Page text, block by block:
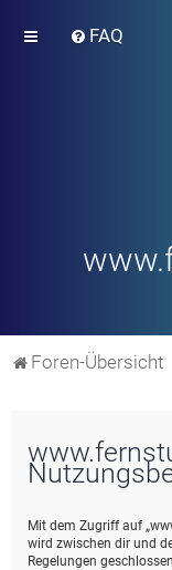
FAQ
Foren-Übersicht
Mit dem Zugriff auf
wird zwischen dir und
Regelungen